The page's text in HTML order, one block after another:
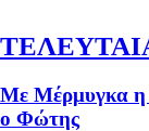
Με Μέρμυγκα η
ο Φώτης